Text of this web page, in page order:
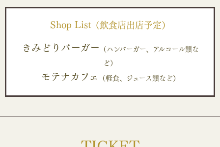
Shop List（飲食店出店予定）
きみどりバーガー
（ハンバーガー、アルコール類な
ど）
モテナカフェ （軽食、ジュース類など）